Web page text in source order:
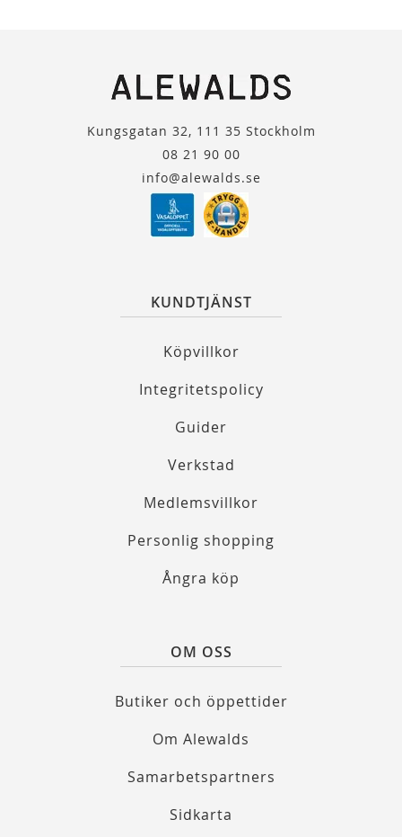
Kungsgatan 32, 111 35 Stockholm
08 21 90 00
info@alewalds.se
KUNDTJÄNST
Köpvillkor
Integritetspolicy
Guider
Verkstad
Medlemsvillkor
Personlig shopping
Ångra köp
OM OSS
Butiker och öppettider
Om Alewalds
Samarbetspartners
Sidkarta